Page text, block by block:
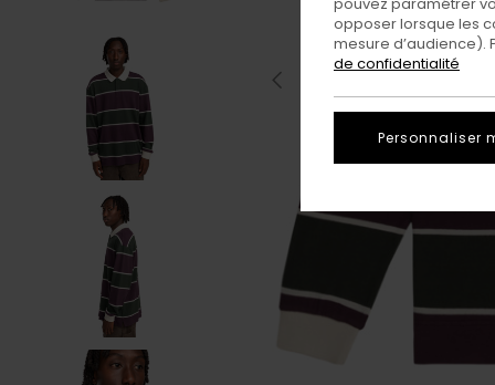
opposer lorsque les
mesure d’audience).
de confidentialité
Personnaliser